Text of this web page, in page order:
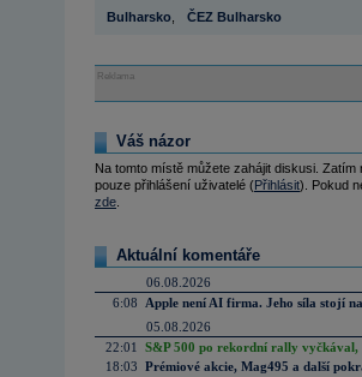
Bulharsko ČEZ Bulharsko
Reklama
Váš názor
Na tomto místě můžete zahájit diskusi.
pouze přihlášení uživatelé (Přihlásit). Pokud
zde
Aktuální komentáře
06.08.2026
6:08
Apple není AI firma. Jeho síla stojí
05.08.2026
22:01
S&P 500 po rekordní rally vyčkával,
18:03 Prémiové akcie, Mag495 a další